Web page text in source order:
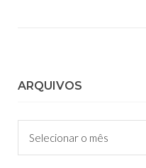
ARQUIVOS
Arquivos